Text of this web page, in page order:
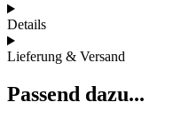
Details
Lieferung & Versand
Passend dazu...